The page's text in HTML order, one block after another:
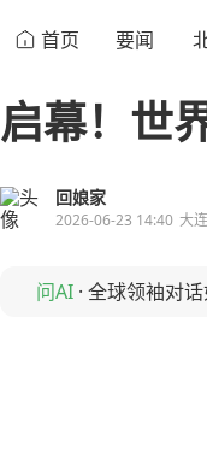
首页 要闻
启幕！世
回娘家
2026-06-23 14:40 大
问AI · 全球领袖对话